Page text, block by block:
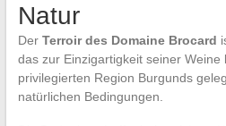
Natur
Der Terroir des Domaine Brocard
das zur Einzigartigkeit seiner Weine
privilegierten Region Burgunds
natürlichen Bedingungen.